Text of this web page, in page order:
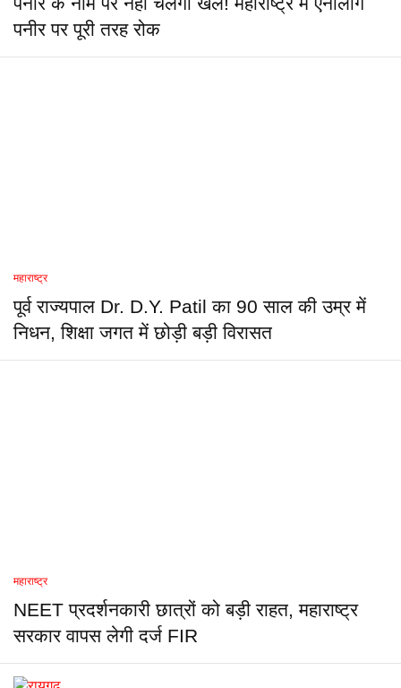
पनीर पर पूरी तरह रोक
महाराष्ट्र
पूर्व राज्यपाल Dr. D.Y. Patil का 90 साल की उम्र में
निधन, शिक्षा जगत में छोड़ी बड़ी विरासत
महाराष्ट्र
NEET प्रदर्शनकारी छात्रों को बड़ी राहत, महाराष्ट्र
सरकार वापस लेगी दर्ज FIR